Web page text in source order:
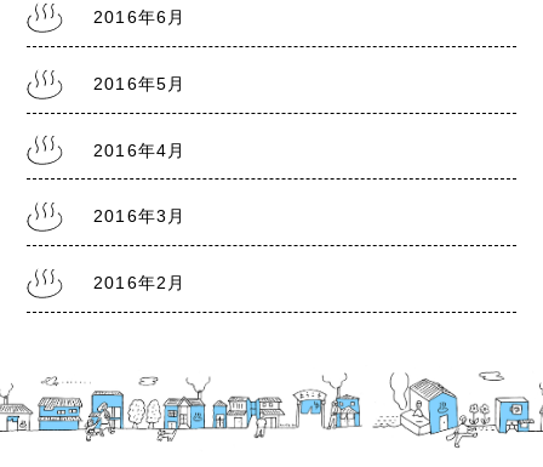
2016年6月
2016年5月
2016年4月
2016年3月
2016年2月